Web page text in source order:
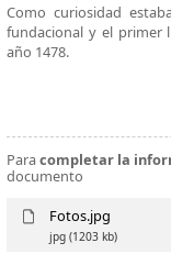
Como curiosidad
fundacional y el primer
año 1478.
Paracompletar la
documento
Fotos.jpg
jpg (1203 kb)